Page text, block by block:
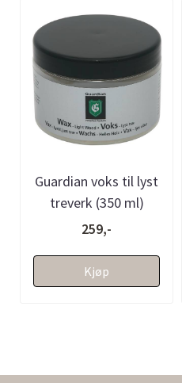
Guardian voks til lyst
treverk (350 ml)
259,-
Kjøp